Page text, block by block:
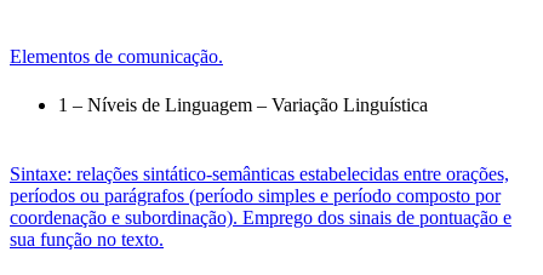
Elementos de comunicação.
1 – Níveis de Linguagem – Variação Linguística
Sintaxe: relações sintático-semânticas estabelecidas entre orações,
períodos ou parágrafos (período simples e período composto por
coordenação e subordinação). Emprego dos sinais de pontuação e
sua função no texto.